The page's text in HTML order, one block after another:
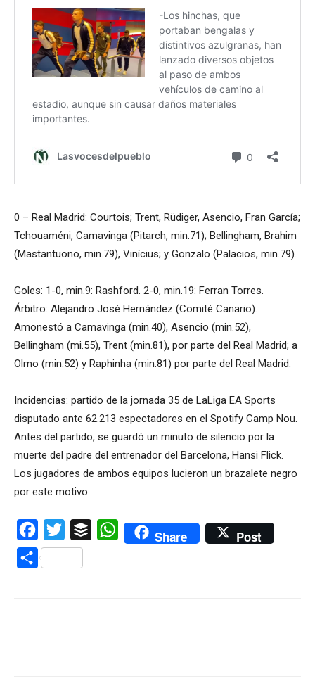
0 – Real Madrid: Courtois; Trent, Rüdiger, Asencio, Fran García;
Tchouaméni, Camavinga (Pitarch, min.71); Bellingham, Brahim
(Mastantuono, min.79), Vinícius; y Gonzalo (Palacios, min.79).
Goles: 1-0, min.9: Rashford. 2-0, min.19: Ferran Torres.
Árbitro: Alejandro José Hernández (Comité Canario).
Amonestó a Camavinga (min.40), Asencio (min.52),
Bellingham (mi.55), Trent (min.81), por parte del Real Madrid; a
Olmo (min.52) y Raphinha (min.81) por parte del Real Madrid.
Incidencias: partido de la jornada 35 de LaLiga EA Sports
disputado ante 62.213 espectadores en el Spotify Camp Nou.
Antes del partido, se guardó un minuto de silencio por la
muerte del padre del entrenador del Barcelona, Hansi Flick.
Los jugadores de ambos equipos lucieron un brazalete negro
por este motivo.
Facebook
Twitter Buffer WhatsAppShare Post
Compartir